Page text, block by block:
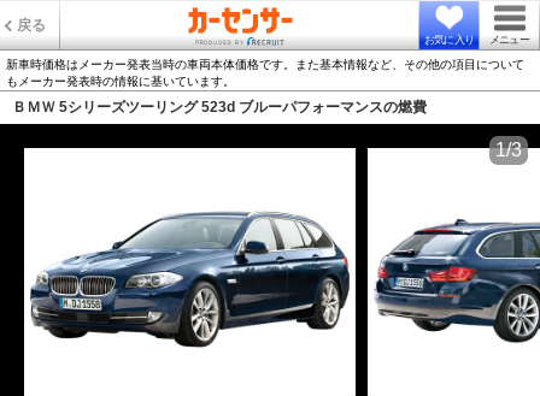
戻る
お気に入り メニュー
新車時価格はメーカー発表当時の車両本体価格です。また基本情報など、その他の項目について
もメーカー発表時の情報に基いています。
ＢＭＷ 5シリーズツーリング 523d ブルーパフォーマンスの燃費
1/3